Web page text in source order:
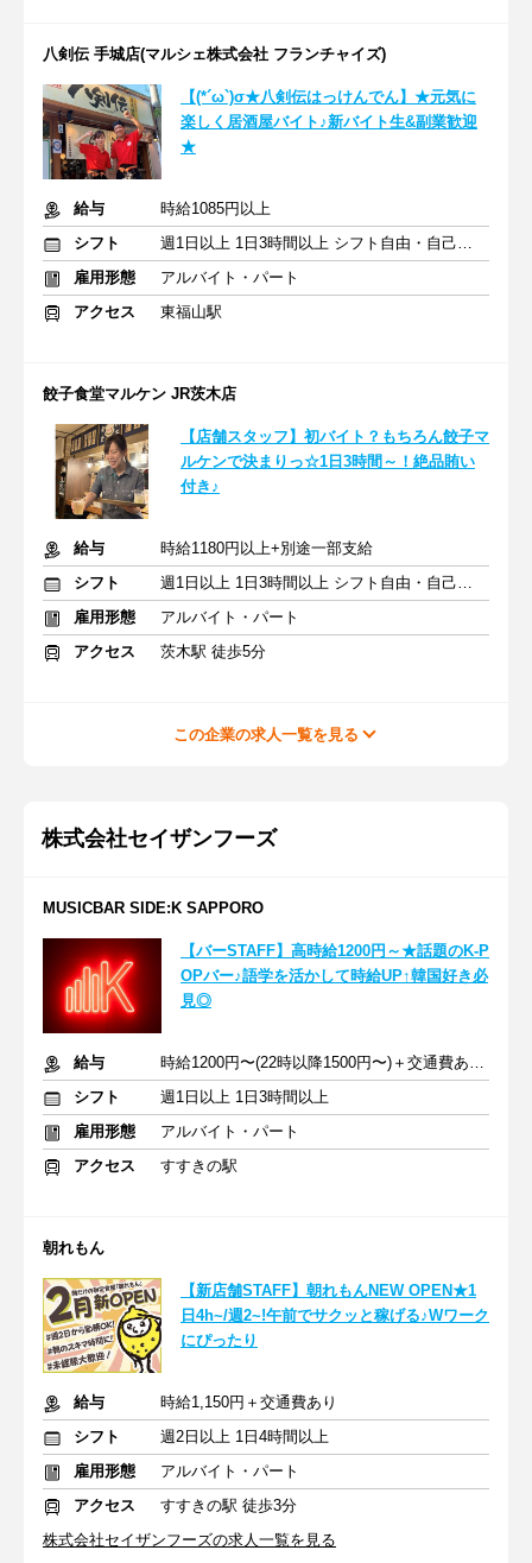
八剣伝 手城店(マルシェ株式会社 フランチャイズ)
【(*´ω`)σ★八剣伝はっけんでん】★元気に
楽しく居酒屋バイト♪新バイト生&副業歓迎
★
給与
時給1085円以上
シフト
週1日以上 1日3時間以上 シフト自由・自己申告
雇用形態
アルバイト・パート
アクセス
東福山駅
餃子食堂マルケン JR茨木店
【店舗スタッフ】初バイト？もちろん餃子マ
ルケンで決まりっ☆1日3時間～！絶品賄い
付き♪
給与
時給1180円以上+別途一部支給
シフト
週1日以上 1日3時間以上 シフト自由・自己申告
雇用形態
アルバイト・パート
アクセス
茨木駅 徒歩5分
この企業の求人一覧を見る
株式会社セイザンフーズ
MUSICBAR SIDE:K SAPPORO
【バーSTAFF】高時給1200円～★話題のK-P
OPバー♪語学を活かして時給UP↑韓国好き必
見◎
給与
時給1200円〜(22時以降1500円〜)＋交通費あり★
シフト
週1日以上 1日3時間以上
雇用形態
アルバイト・パート
アクセス
すすきの駅
朝れもん
【新店舗STAFF】朝れもんNEW OPEN★1
日4h~/週2~!午前でサクッと稼げる♪Wワーク
にぴったり
給与
時給1,150円＋交通費あり
シフト
週2日以上 1日4時間以上
雇用形態
アルバイト・パート
アクセス
すすきの駅 徒歩3分
株式会社セイザンフーズの求人一覧を見る